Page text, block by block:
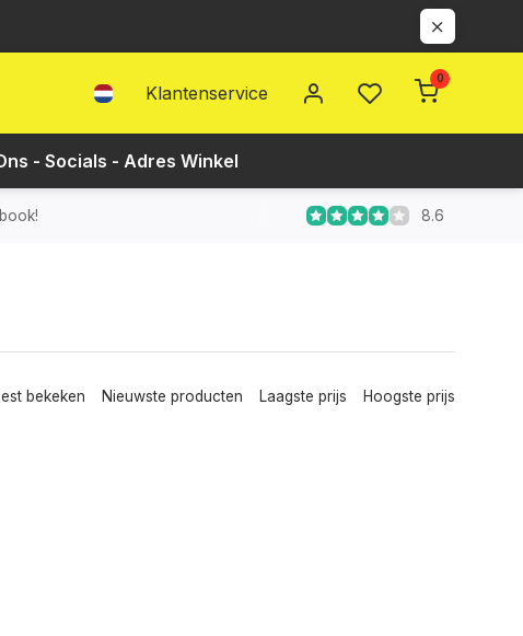
Klantenservice
0
- Socials - Adres Winkel
8.6
bekeken Nieuwste producten Laagste prijs Hoogste prijs